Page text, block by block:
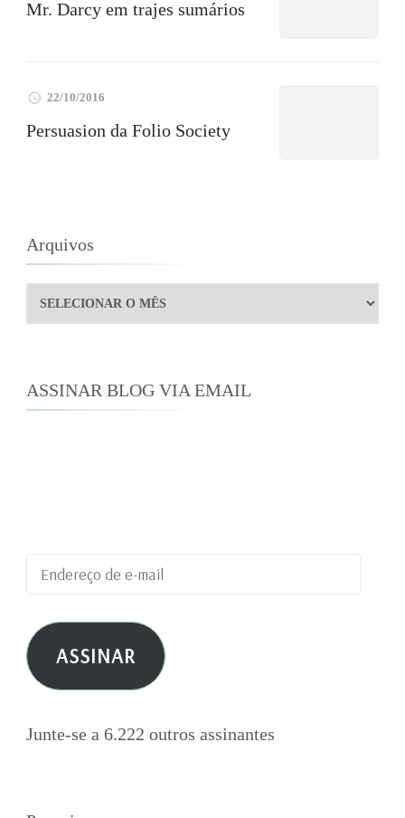
Mr. Darcy em trajes sumários
22/10/2016
Persuasion da Folio Society
Arquivos
Arquivos
ASSINAR BLOG VIA EMAIL
Endereço
de
e-
mail ASSINAR
Junte-se a 6.222 outros assinantes